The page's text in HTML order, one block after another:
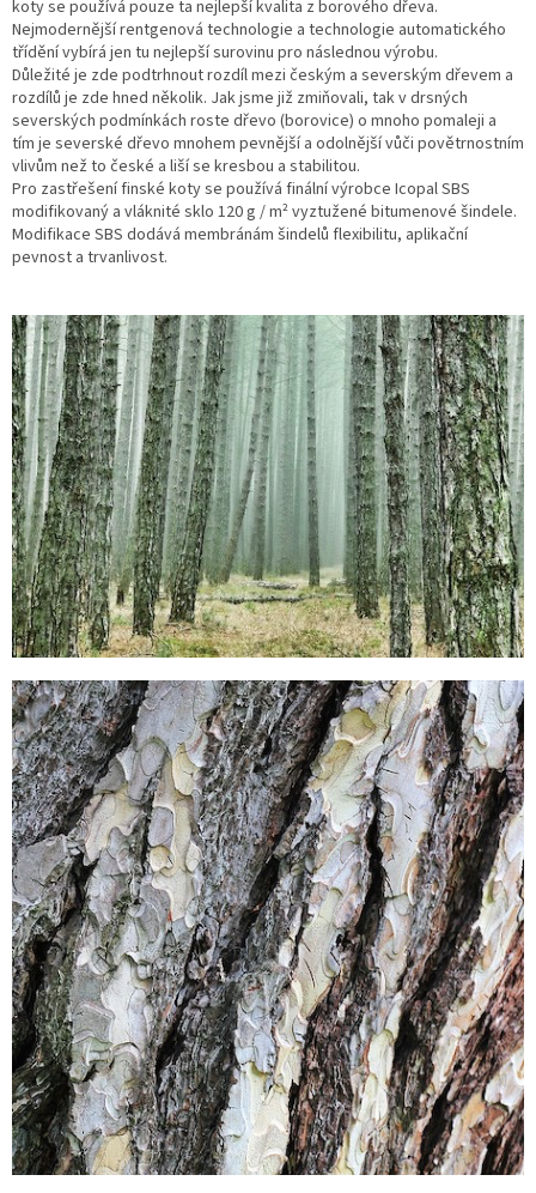
koty se používá pouze ta nejlepší kvalita z borového dřeva.
Nejmodernější rentgenová technologie a technologie automatického
třídění vybírá jen tu nejlepší surovinu pro následnou výrobu.
Důležité je zde podtrhnout rozdíl mezi českým a severským dřevem a
rozdílů je zde hned několik. Jak jsme již zmiňovali, tak v drsných
severských podmínkách roste dřevo (borovice) o mnoho pomaleji a
tím je severské dřevo mnohem pevnější a odolnější vůči povětrnostním
vlivům než to české a liší se kresbou a stabilitou.
Pro zastřešení finské koty se používá finální výrobce Icopal SBS
modifikovaný a vláknité sklo 120 g / m² vyztužené bitumenové šindele.
Modifikace SBS dodává membránám šindelů flexibilitu, aplikační
pevnost a trvanlivost.